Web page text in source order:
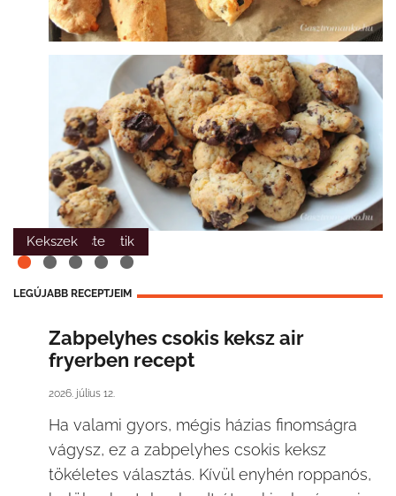
Gyümölcsös sütik
Reggel/Este
Kekszek
LEGÚJABB RECEPTJEIM
Zabpelyhes csokis keksz air
fryerben recept
2026. július 12.
Ha valami gyors, mégis házias finomságra
vágysz, ez a zabpelyhes csokis keksz
tökéletes választás. Kívül enyhén roppanós,